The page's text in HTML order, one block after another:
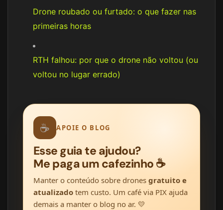
Drone roubado ou furtado: o que fazer nas
primeiras horas
RTH falhou: por que o drone não voltou (ou
voltou no lugar errado)
☕ APOIE O BLOG
Esse guia te ajudou?
Me paga um cafezinho ☕
Manter o conteúdo sobre drones gratuito e
atualizado tem custo. Um café via PIX ajuda
demais a manter o blog no ar. 💛